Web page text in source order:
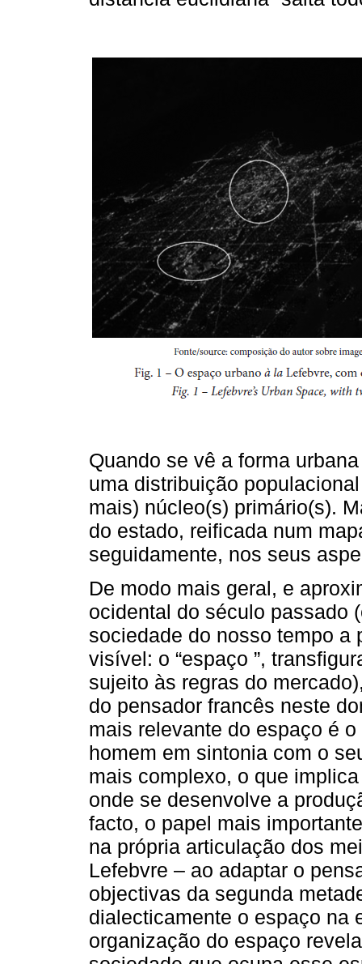
Quando se vê a forma
uma distribuição
mais) núcleo(s) primário(s).
do estado, reificada num
seguidamente, nos seus
De modo mais geral, e
ocidental do século passado
sociedade do nosso tempo a
visível: o “espaço ”,
sujeito às regras do
do pensador francês neste
mais relevante do espaço é
homem em sintonia com o
mais complexo, o que
onde se desenvolve a
facto, o papel mais
na própria articulação dos
Lefebvre – ao adaptar o
objectivas da segunda
dialecticamente o espaço na
organização do espaço